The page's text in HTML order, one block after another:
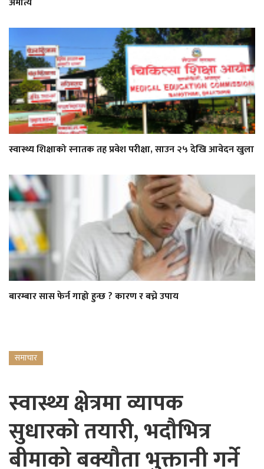
स्वास्थ्य शिक्षाको स्नातक तह प्रवेश परीक्षा, साउन २५ देखि आवेदन खुला
बारम्बार सास फेर्न गाह्रो हुन्छ ? कारण र बच्ने उपाय
समाचार
स्वास्थ्य क्षेत्रमा व्यापक
सुधारको तयारी, भदौभित्र
बीमाको बक्यौता भुक्तानी गर्ने